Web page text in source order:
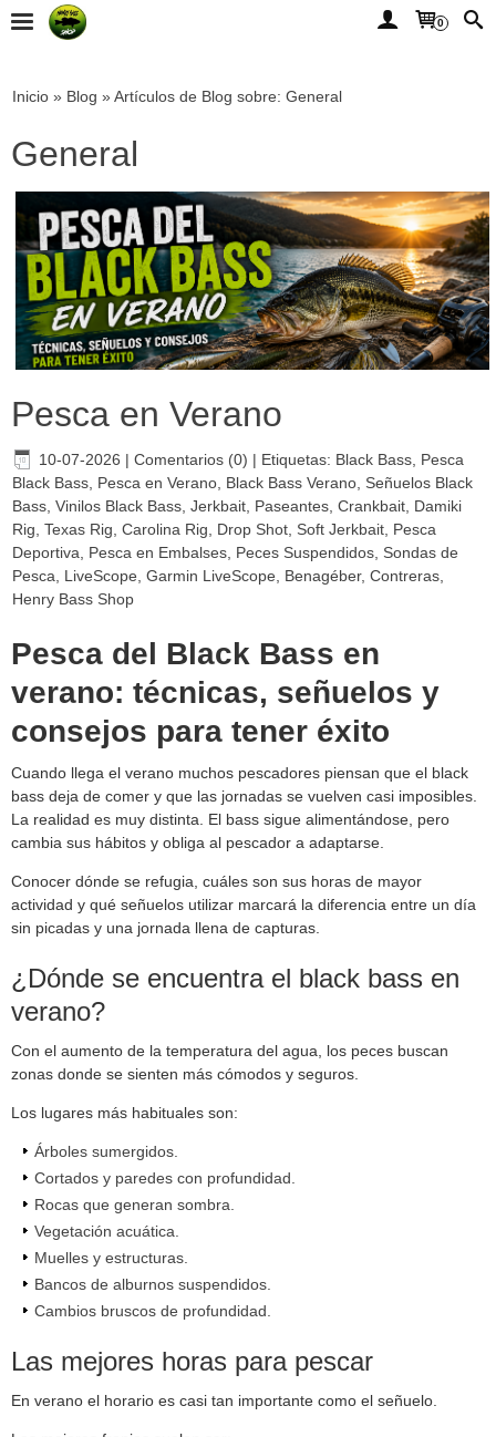
0
Inicio » Blog »Artículos de Blog sobre: General
General
Pesca en Verano
10-07-2026 | Comentarios (0) | Etiquetas: Black Bass, Pesca
Black Bass, Pesca en Verano, Black Bass Verano, Señuelos Black
Bass, Vinilos Black Bass, Jerkbait, Paseantes, Crankbait, Damiki
Rig, Texas Rig, Carolina Rig, Drop Shot, Soft Jerkbait, Pesca
Deportiva, Pesca en Embalses, Peces Suspendidos, Sondas de
Pesca, LiveScope, Garmin LiveScope, Benagéber, Contreras,
Henry Bass Shop
Pesca del Black Bass en
verano: técnicas, señuelos y
consejos para tener éxito
Cuando llega el verano muchos pescadores piensan que el black
bass deja de comer y que las jornadas se vuelven casi imposibles.
La realidad es muy distinta. El bass sigue alimentándose, pero
cambia sus hábitos y obliga al pescador a adaptarse.
Conocer dónde se refugia, cuáles son sus horas de mayor
actividad y qué señuelos utilizar marcará la diferencia entre un día
sin picadas y una jornada llena de capturas.
¿Dónde se encuentra el black bass en
verano?
Con el aumento de la temperatura del agua, los peces buscan
zonas donde se sienten más cómodos y seguros.
Los lugares más habituales son:
Árboles sumergidos.
Cortados y paredes con profundidad.
Rocas que generan sombra.
Vegetación acuática.
Muelles y estructuras.
Bancos de alburnos suspendidos.
Cambios bruscos de profundidad.
Las mejores horas para pescar
En verano el horario es casi tan importante como el señuelo.